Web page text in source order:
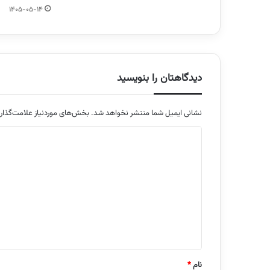
1405-05-14
دیدگاهتان را بنویسید
نشانی ایمیل شما منتشر نخواهد شد.بخش‌های موردنیاز
نام*